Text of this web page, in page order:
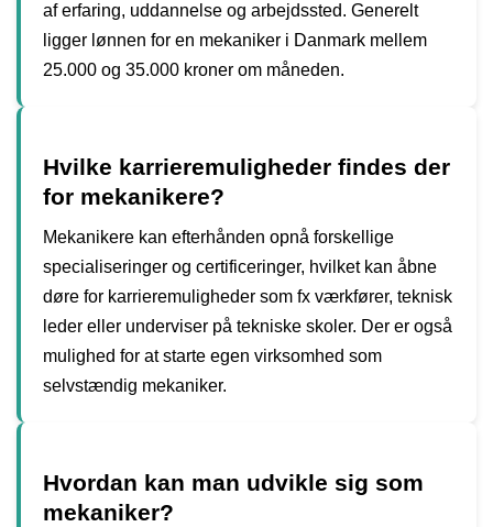
af erfaring, uddannelse og arbejdssted. Generelt
ligger lønnen for en mekaniker i Danmark mellem
25.000 og 35.000 kroner om måneden.
Hvilke karrieremuligheder findes der
for mekanikere?
Mekanikere kan efterhånden opnå forskellige
specialiseringer og certificeringer, hvilket kan åbne
døre for karrieremuligheder som fx værkfører, teknisk
leder eller underviser på tekniske skoler. Der er også
mulighed for at starte egen virksomhed som
selvstændig mekaniker.
Hvordan kan man udvikle sig som
mekaniker?